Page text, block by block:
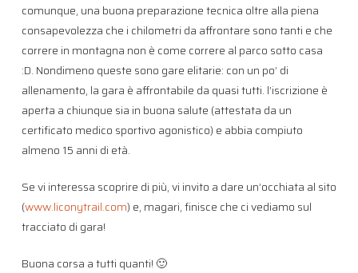
comunque, una buona preparazione tecnica oltre alla piena
consapevolezza che i chilometri da affrontare sono tanti e che
correre in montagna non è come correre al parco sotto casa
:D. Nondimeno queste sono gare elitarie: con un po’ di
allenamento, la gara è affrontabile da quasi tutti. l’iscrizione è
aperta a chiunque sia in buona salute (attestata da un
certificato medico sportivo agonistico) e abbia compiuto
almeno 15 anni di età.
Se vi interessa scoprire di più, vi invito a dare un’occhiata al sito
(www.liconytrail.com) e, magari, finisce che ci vediamo sul
tracciato di gara!
Buona corsa a tutti quanti! 🙂